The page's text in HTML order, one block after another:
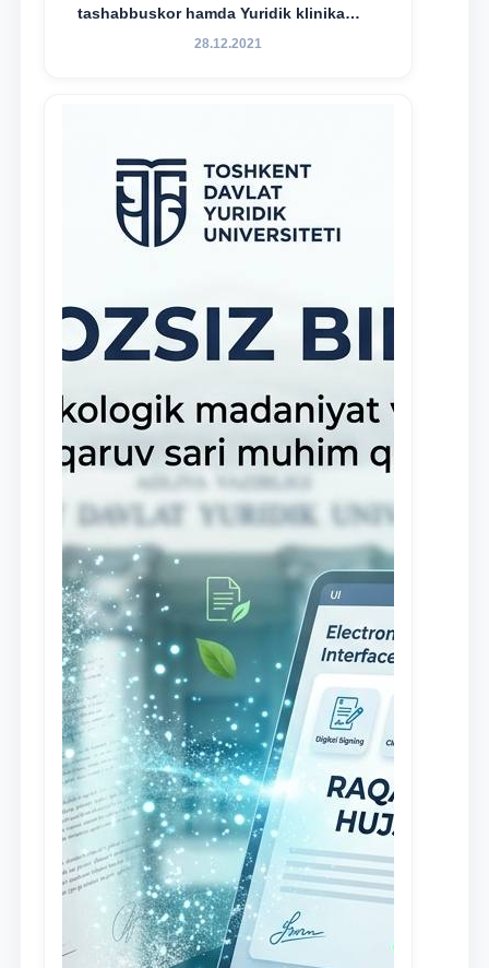
tashabbuskor hamda Yuridik klinika
faoliyatida o‘z bilim va ko‘nikmalarini
28.12.2021